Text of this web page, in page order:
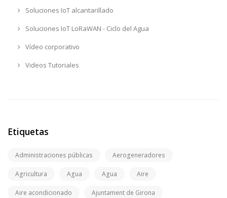
Soluciones IoT alcantarillado
Soluciones IoT LoRaWAN - Ciclo del Agua
Vídeo corporativo
Videos Tutoriales
Etiquetas
Administraciones públicas Aerogeneradores
Agricultura Agua Agua Aire
Aire acondicionado Ajuntament de Girona